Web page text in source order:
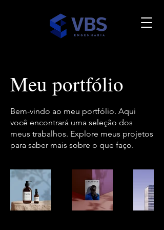
Meu portfólio
Bem-vindo ao meu portfólio. Aqui
você encontrará uma seleção dos
meus trabalhos. Explore meus projetos
para saber mais sobre o que faço.